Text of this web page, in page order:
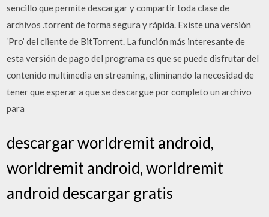
sencillo que permite descargar y compartir toda clase de
archivos .torrent de forma segura y rápida. Existe una versión
‘Pro’ del cliente de BitTorrent. La función más interesante de
esta versión de pago del programa es que se puede disfrutar del
contenido multimedia en streaming, eliminando la necesidad de
tener que esperar a que se descargue por completo un archivo
para
descargar worldremit android,
worldremit android, worldremit
android descargar gratis